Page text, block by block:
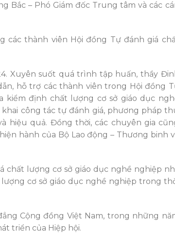
Bắc – Phó Giám đốc Trung tâm và các
các thành viên Hội đồng Tự đánh giá
Xuyên suốt quá trình tập huấn, thầy
hỗ trợ các thành viên trong Hội đồng
kiểm định chất lượng cơ sở giáo dục
công tác tự đánh giá, phương pháp
hiệu quả. Đồng thời, các chuyên gia
hành của Bộ Lao động – Thương binh
lượng cơ sở giáo dục nghề nghiệp
cơ sở giáo dục nghề nghiệp trong
Cộng đồng Việt Nam, trong những
triển của Hiệp hội.